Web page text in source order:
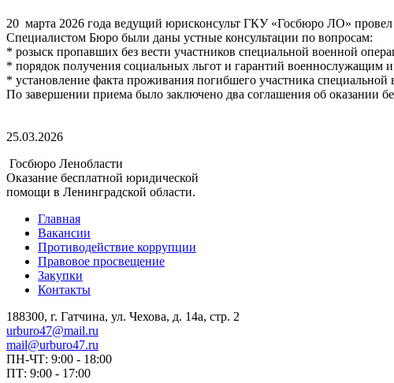
20 марта 2026 года ведущий юрисконсульт ГКУ «Госбюро ЛО»
Специалистом Бюро были даны устные консультации по вопросам:
* розыск пропавших без вести участников специальной военной
* порядок получения социальных льгот и гарантий военнослужащим
* установление факта проживания погибшего участника
По завершении приема было заключено два соглашения об оказании
25.03.2026
Госбюро Ленобласти
Оказание бесплатной юридической
помощи в Ленинградской области.
Главная
Вакансии
Противодействие коррупции
Правовое просвещение
Закупки
Контакты
188300, г. Гатчина, ул. Чехова, д. 14а, стр. 2
urburo47@mail.ru
mail@urburo47.ru
ПН-ЧТ: 9:00 - 18:00
ПТ: 9:00 - 17:00